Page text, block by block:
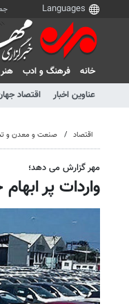
جمعه
خانه فرهنگ و ادب هنر
عناوین اخبار
اقتصاد
اقتصاد صنعت و معدن و
مهر گزارش می دهد؛
واردات پر ابهام خودرو بعد از